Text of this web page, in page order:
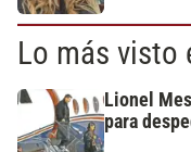
Lo más visto
Lionel
para